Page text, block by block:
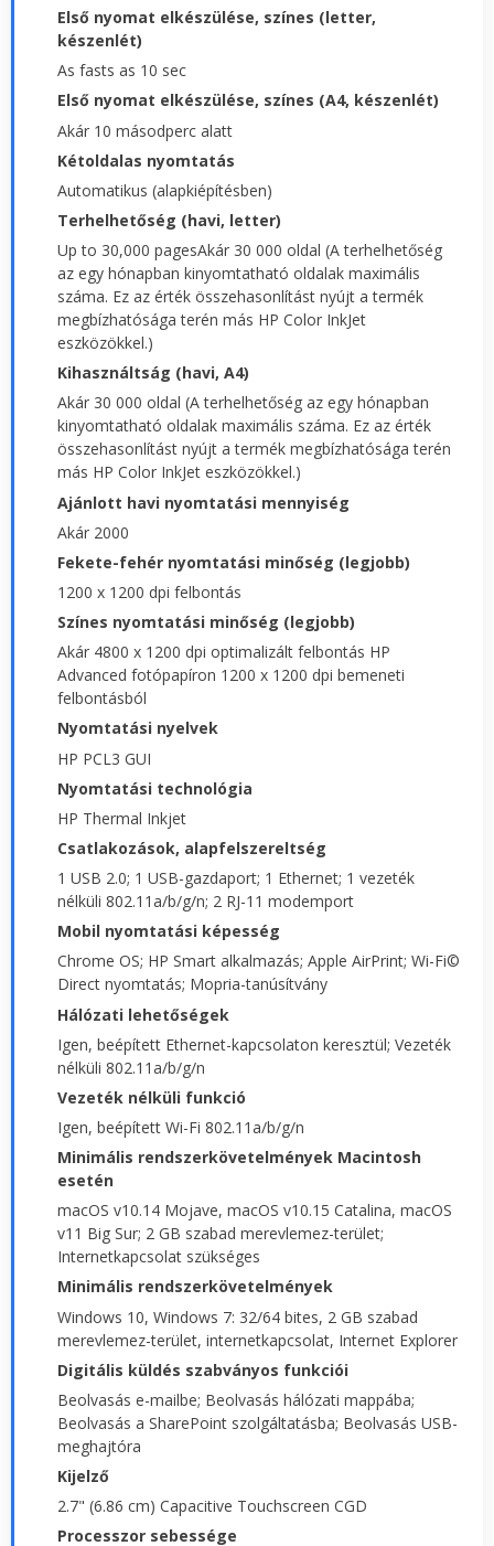
Első nyomat elkészülése, színes (letter,
készenlét)
As fasts as 10 sec
Első nyomat elkészülése, színes (A4, készenlét)
Akár 10 másodperc alatt
Kétoldalas nyomtatás
Automatikus (alapkiépítésben)
Terhelhetőség (havi, letter)
Up to 30,000 pagesAkár 30 000 oldal (A terhelhetőség
az egy hónapban kinyomtatható oldalak maximális
száma. Ez az érték összehasonlítást nyújt a termék
megbízhatósága terén más HP Color InkJet
eszközökkel.)
Kihasználtság (havi, A4)
Akár 30 000 oldal (A terhelhetőség az egy hónapban
kinyomtatható oldalak maximális száma. Ez az érték
összehasonlítást nyújt a termék megbízhatósága terén
más HP Color InkJet eszközökkel.)
Ajánlott havi nyomtatási mennyiség
Akár 2000
Fekete-fehér nyomtatási minőség (legjobb)
1200 x 1200 dpi felbontás
Színes nyomtatási minőség (legjobb)
Akár 4800 x 1200 dpi optimalizált felbontás HP
Advanced fotópapíron 1200 x 1200 dpi bemeneti
felbontásból
Nyomtatási nyelvek
HP PCL3 GUI
Nyomtatási technológia
HP Thermal Inkjet
Csatlakozások, alapfelszereltség
1 USB 2.0; 1 USB-gazdaport; 1 Ethernet; 1 vezeték
nélküli 802.11a/b/g/n; 2 RJ-11 modemport
Mobil nyomtatási képesség
Chrome OS; HP Smart alkalmazás; Apple AirPrint; Wi-Fi©
Direct nyomtatás; Mopria-tanúsítvány
Hálózati lehetőségek
Igen, beépített Ethernet-kapcsolaton keresztül; Vezeték
nélküli 802.11a/b/g/n
Vezeték nélküli funkció
Igen, beépített Wi-Fi 802.11a/b/g/n
Minimális rendszerkövetelmények Macintosh
esetén
macOS v10.14 Mojave, macOS v10.15 Catalina, macOS
v11 Big Sur; 2 GB szabad merevlemez-terület;
Internetkapcsolat szükséges
Minimális rendszerkövetelmények
Windows 10, Windows 7: 32/64 bites, 2 GB szabad
merevlemez-terület, internetkapcsolat, Internet Explorer
Digitális küldés szabványos funkciói
Beolvasás e-mailbe; Beolvasás hálózati mappába;
Beolvasás a SharePoint szolgáltatásba; Beolvasás USB-
meghajtóra
Kijelző
2.7" (6.86 cm) Capacitive Touchscreen CGD
Processzor sebessége